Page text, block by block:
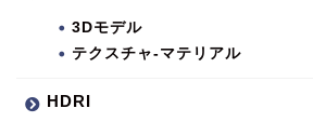
3Dモデル
テクスチャ-マテリアル
HDRI